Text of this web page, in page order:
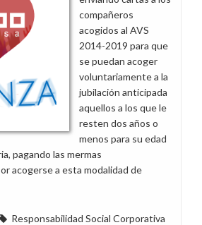
compañeros
acogidos al AVS
2014-2019 para que
se puedan acoger
voluntariamente a la
jubilación anticipada
aquellos a los que le
resten dos años o
menos para su edad
pagando las mermas
acogerse a esta modalidad de
Responsabilidad Social Corporativa